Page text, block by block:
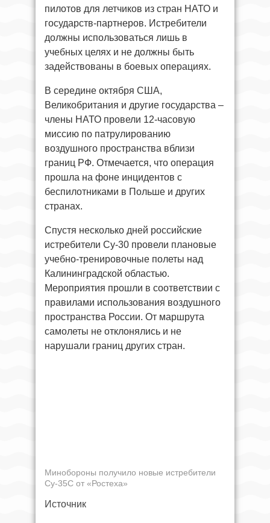
пилотов для летчиков из стран НАТО и
государств-партнеров. Истребители
должны использоваться лишь в
учебных целях и не должны быть
задействованы в боевых операциях.
В середине октября США,
Великобритания и другие государства –
члены НАТО провели 12-часовую
миссию по патрулированию
воздушного пространства вблизи
границ РФ. Отмечается, что операция
прошла на фоне инцидентов с
беспилотниками в Польше и других
странах.
Спустя несколько дней российские
истребители Су-30 провели плановые
учебно-тренировочные полеты над
Калининградской областью.
Мероприятия прошли в соответствии с
правилами использования воздушного
пространства России. От маршрута
самолеты не отклонялись и не
нарушали границ других стран.
Минобороны получило новые истребители
Су-35С от «Ростеха»
Источник